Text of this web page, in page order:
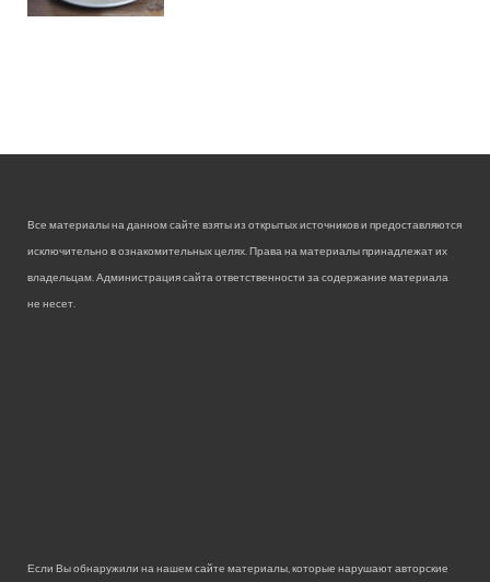
Все материалы на данном сайте взяты из открытых источников и предоставляются
исключительно в ознакомительных целях. Права на материалы принадлежат их
владельцам. Администрация сайта ответственности за содержание материала
не несет.
Если Вы обнаружили на нашем сайте материалы, которые нарушают авторские